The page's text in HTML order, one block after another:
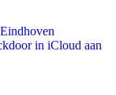
in iCloud aan